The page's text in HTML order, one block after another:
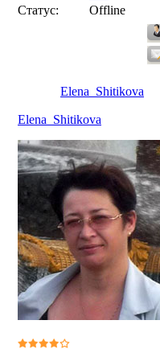
Статус:
Offline
Elena_Shitikova
Elena_Shitikova